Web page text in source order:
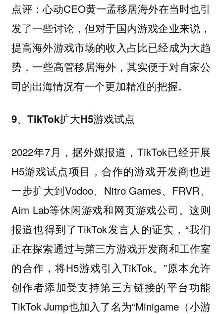
点评：心动CEO黄一孟移居海外在当时也引
发了一些讨论，但对于国内游戏企业来说，
提高海外游戏市场的收入占比已经成为大趋
势，一些高管移居海外，其实便于对自家公
司的出海情况有一个更加精准的把握。
9、TikTok扩大H5游戏试点
2022年7月，据外媒报道，TikTok已经开展
H5游戏试点项目，合作的游戏开发商也进
一步扩大到Vodoo、Nitro Games、FRVR、
Aim Lab等休闲游戏和网页游戏公司。这则
报道也得到了TikTok发言人的证实，“我们
正在探索通过与第三方游戏开发商和工作室
的合作，将H5游戏引入TikTok。”原本允许
创作者添加受支持第三方链接的平台功能
TikTok Jump也加入了名为“Minigame（小游